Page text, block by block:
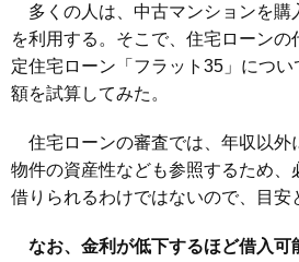
多くの人は、中古マンションを購
を利用する。そこで、住宅ローンの
定住宅ローン「フラット35」につ
額を試算してみた。
住宅ローンの審査では、年収以外
物件の資産性なども参照するため、
借りられるわけではないので、目安
なお、金利が低下するほど借入可